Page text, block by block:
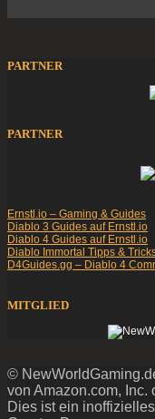
PARTNER
PARTNER
Ernstl.io – Gaming & Guides
Diablo 3 Guides auf Ernstl.io
Diablo 4 Guides auf Ernstl.io
Diablo Immortal Tipps &
D4Guides.gg – Diablo 4
MITGLIED
©
von Amazon.com, Inc.
Dies ist ein